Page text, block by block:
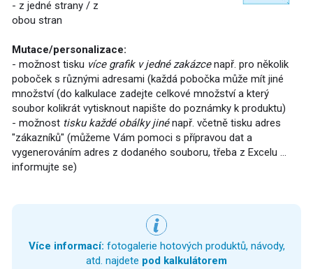
- z jedné strany / z
obou stran
Mutace/personalizace:
- možnost tisku více grafik v jedné zakázcenapř. pro několik
poboček s různými adresami (každá pobočka může mít jiné
množství (do kalkulace zadejte celkové množství a který
soubor kolikrát vytisknout napište do poznámky k produktu)
- možnost tisku každé obálky jinénapř. včetně tisku adres
"zákazníků" (můžeme Vám pomoci s přípravou dat a
vygenerováním adres z dodaného souboru, třeba z Excelu ...
informujte se)
Více informací: fotogalerie hotových produktů, návody,
atd. najdete pod kalkulátorem